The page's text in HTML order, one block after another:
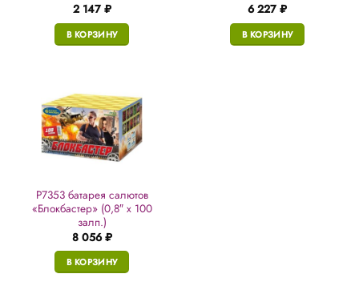
2 147 ₽
В КОРЗИНУ
6 227 ₽
В КОРЗИНУ
Р7353 батарея салютов
«Блокбастер» (0,8″ х 100
залп.)
8 056₽
В КОРЗИНУ